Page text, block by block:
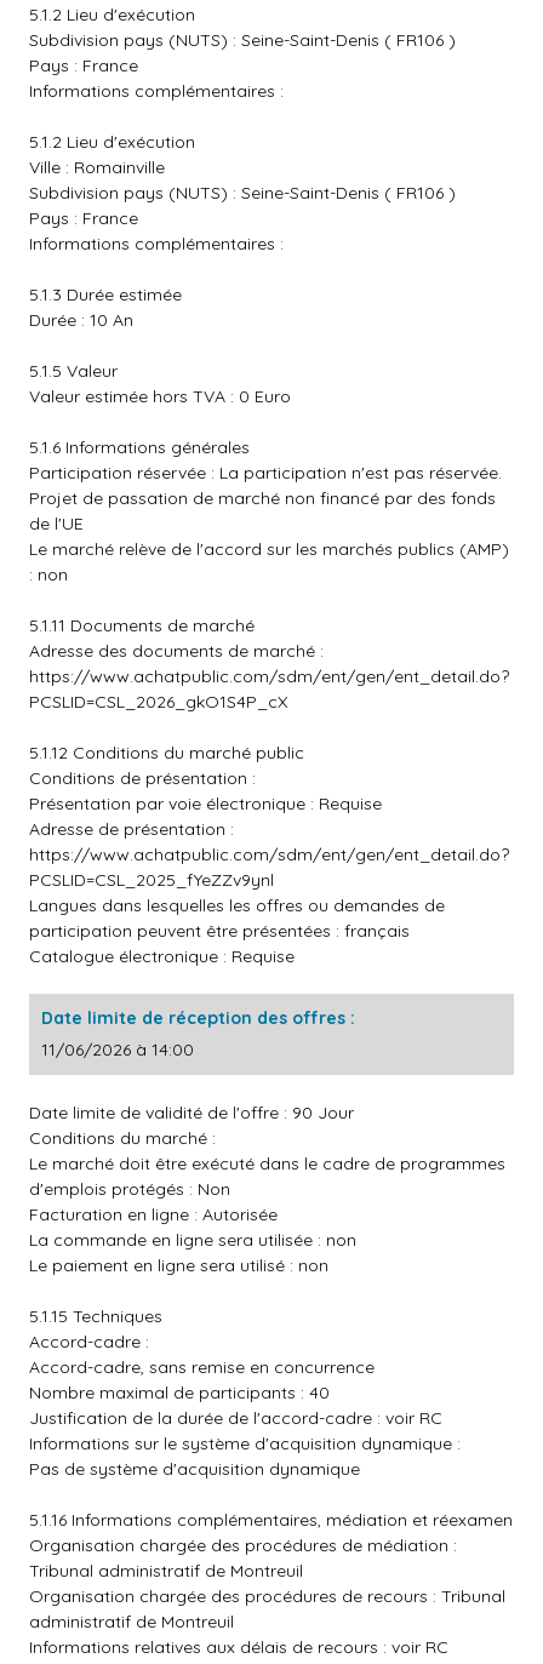
5.1.2 Lieu d'exécution
Subdivision pays (NUTS) : Seine-Saint-Denis ( FR106 )
Pays : France
Informations complémentaires :
5.1.2 Lieu d'exécution
Ville : Romainville
Subdivision pays (NUTS) : Seine-Saint-Denis ( FR106 )
Pays : France
Informations complémentaires :
5.1.3 Durée estimée
Durée : 10 An
5.1.5 Valeur
Valeur estimée hors TVA : 0 Euro
5.1.6 Informations générales
Participation réservée : La participation n'est pas réservée.
Projet de passation de marché non financé par des fonds
de l'UE
Le marché relève de l'accord sur les marchés publics (AMP)
: non
5.1.11 Documents de marché
Adresse des documents de marché :
https://www.achatpublic.com/sdm/ent/gen/ent_detail.do?
PCSLID=CSL_2026_gkO1S4P_cX
5.1.12 Conditions du marché public
Conditions de présentation :
Présentation par voie électronique : Requise
Adresse de présentation :
https://www.achatpublic.com/sdm/ent/gen/ent_detail.do?
PCSLID=CSL_2025_fYeZZv9ynl
Langues dans lesquelles les offres ou demandes de
participation peuvent être présentées : français
Catalogue électronique : Requise
Date limite de réception des offres :
11/06/2026 à 14:00
Date limite de validité de l'offre : 90 Jour
Conditions du marché :
Le marché doit être exécuté dans le cadre de programmes
d'emplois protégés : Non
Facturation en ligne : Autorisée
La commande en ligne sera utilisée : non
Le paiement en ligne sera utilisé : non
5.1.15 Techniques
Accord-cadre :
Accord-cadre, sans remise en concurrence
Nombre maximal de participants : 40
Justification de la durée de l'accord-cadre : voir RC
Informations sur le système d'acquisition dynamique :
Pas de système d'acquisition dynamique
5.1.16 Informations complémentaires, médiation et réexamen
Organisation chargée des procédures de médiation :
Tribunal administratif de Montreuil
Organisation chargée des procédures de recours : Tribunal
administratif de Montreuil
Informations relatives aux délais de recours : voir RC